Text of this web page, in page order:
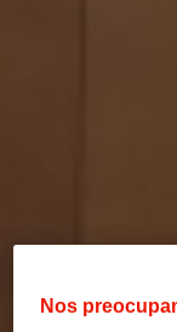
Nos